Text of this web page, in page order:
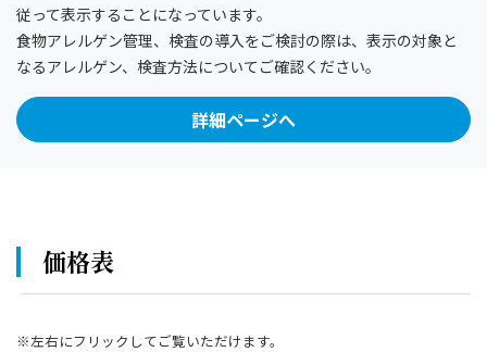
従って表示することになっています。
食物アレルゲン管理、検査の導入をご検討の際は、表示の対象と
なるアレルゲン、検査方法についてご確認ください。
詳細ページへ
価格表
※左右にフリックしてご覧いただけます。